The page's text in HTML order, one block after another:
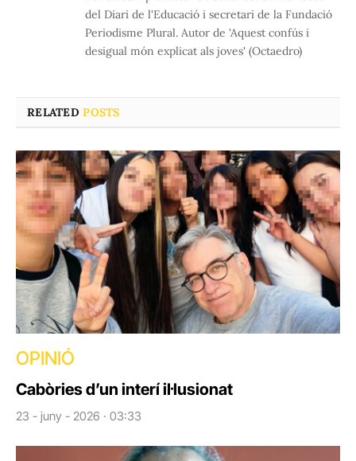
del Diari de l'Educació i secretari de la Fundació
Periodisme Plural. Autor de 'Aquest confús i
desigual món explicat als joves' (Octaedro)
RELATEDPOSTS
OPINIÓ
Cabòries d’un interí il·lusionat
23 - juny - 2026 · 03:33